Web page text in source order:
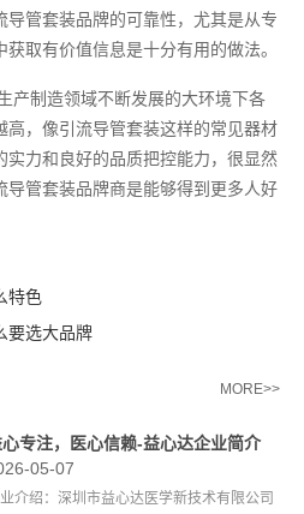
管套装品牌的可靠性，尤其是从专
取有价值信息是十分有用的做法。
产制造领域不断发展的大环境下各
高，像引流导管套装这样的常见器材
实力和良好的品质把控能力，很显然
导管套装品牌商是能够得到更多人好
特色
要选大品牌
MORE>>
心专注，医心信赖-益心达企业简介
05-07
介绍：深圳市益心达医学新技术有限公司